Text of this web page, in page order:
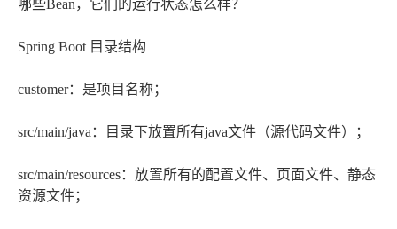
哪些Bean，它们的运行状态怎么样？
Spring Boot 目录结构
customer：是项目名称；
src/main/java：目录下放置所有java文件（源代码文件）；
src/main/resources：放置所有的配置文件、页面文件、静态
资源文件；